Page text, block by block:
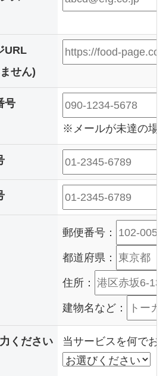
URL
せん)
号
※メールが未達の場
郵便番号：
都道府県：
住所：
建物名など：
ください
当サービスを何でお